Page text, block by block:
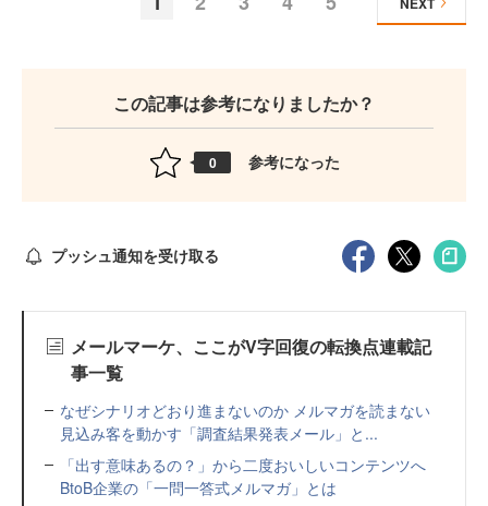
この記事は参考になりましたか？
0 参考になった
プッシュ通知を受け取る
メールマーケ、ここがV字回復の転換点連載記
事一覧
なぜシナリオどおり進まないのか メルマガを読まない
見込み客を動かす「調査結果発表メール」と...
「出す意味あるの？」から二度おいしいコンテンツへ
BtoB企業の「一問一答式メルマガ」とは